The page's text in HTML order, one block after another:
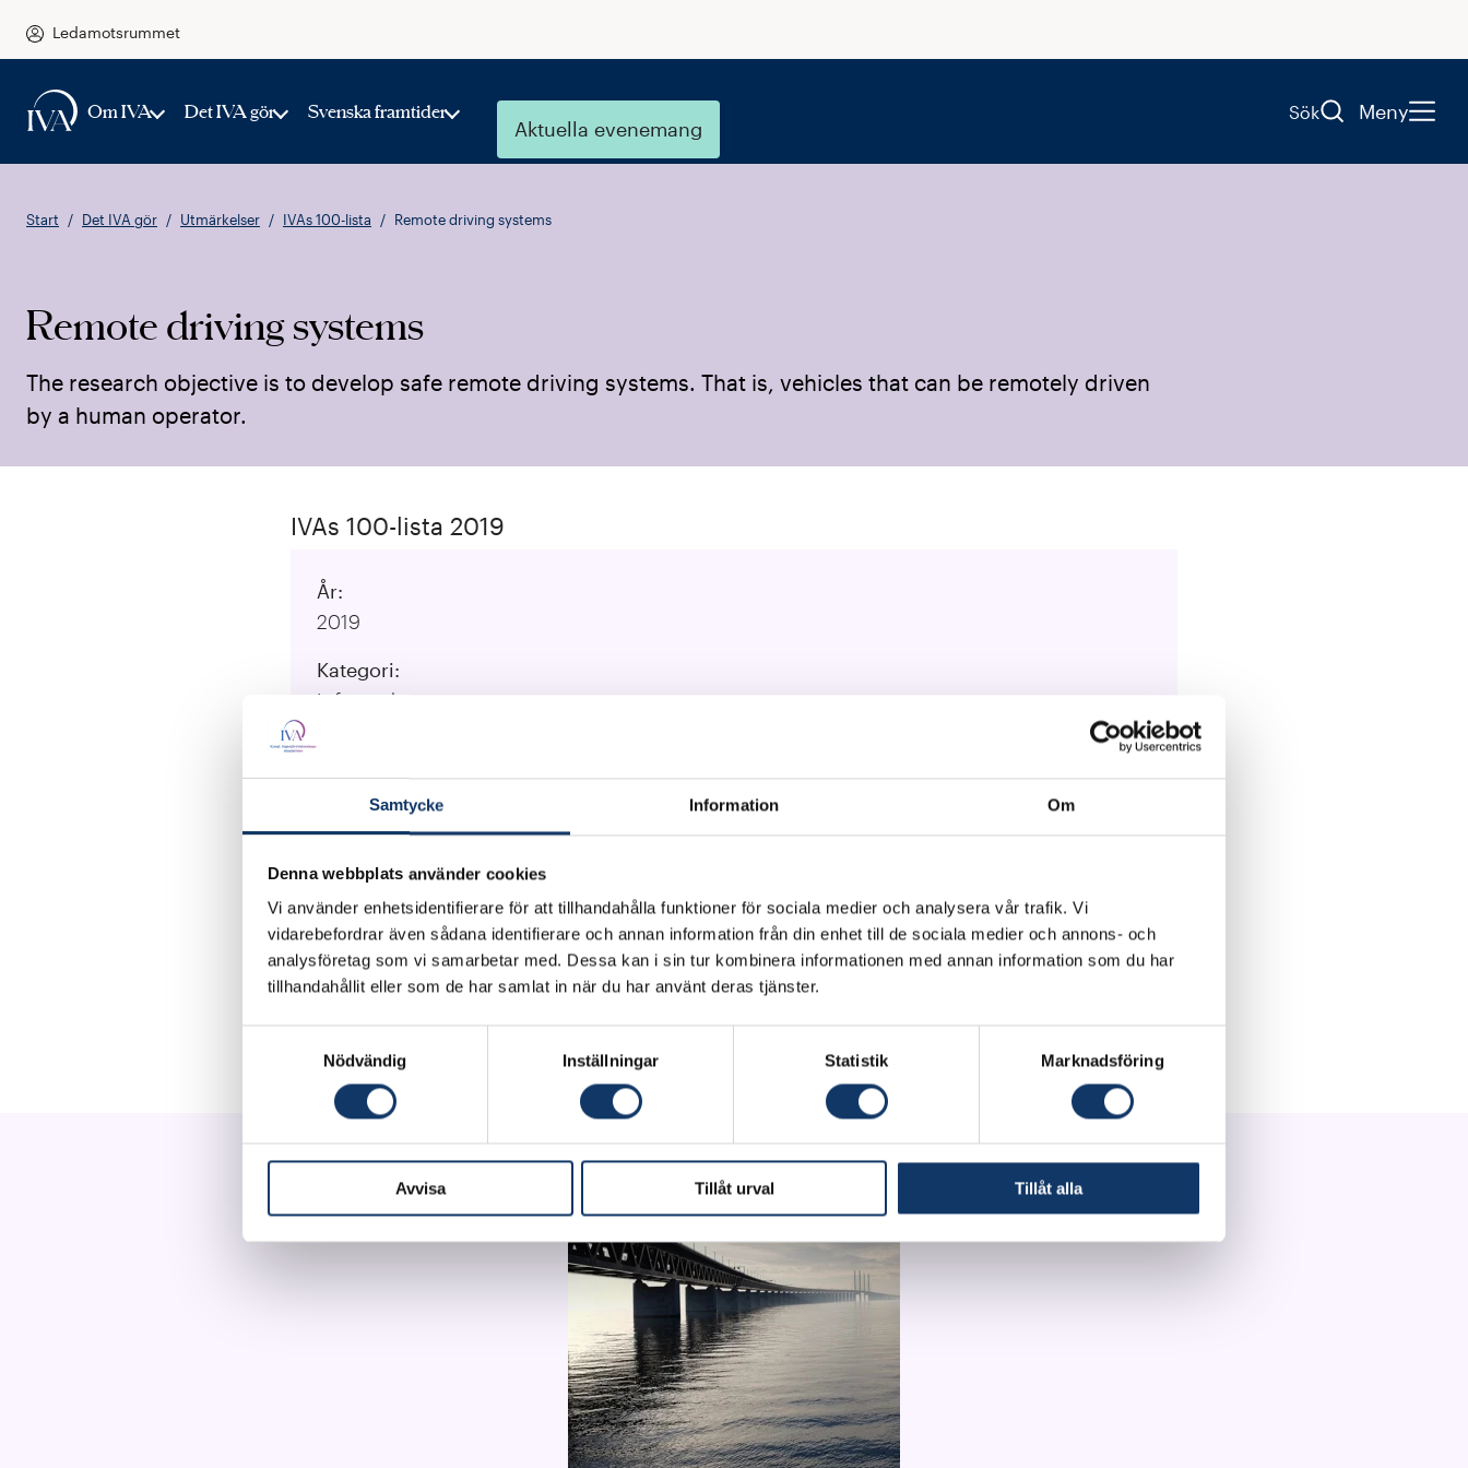
Samtycke Information Om
Denna webbplats använder cookies
Vi använder enhetsidentifierare för att tillhandahålla funktioner för sociala medier och analysera vår trafik. Vi
vidarebefordrar även sådana identifierare och annan information från din enhet till de sociala medier och annons- och
analysföretag som vi samarbetar med. Dessa kan i sin tur kombinera informationen med annan information som du har
tillhandahållit eller som de har samlat in när du har använt deras tjänster.
Nödvändig
Inställningar Statistik Marknadsföring
Avvisa Tillåt urval Tillåt alla
Ledamotsrummet
Om IVA Det IVA gör Svenska framtider
Aktuella evenemang
Sök Meny
Start Det IVA gör Utmärkelser IVAs 100-lista Remote driving systems
Remote driving systems
The research objective is to develop safe remote driving systems. That is, vehicles that can be remotely driven
by a human operator.
IVAs 100-lista 2019
År:
2019
Kategori:
Infrastruktur
Chalmers tekniska högskola
Ansvarig forskare:
Such a system is meant to be part of autonomous driving systems but also to facilitate their
deployment in urban environment, while the existing technological gaps are filled. Alternatively,
remote driving can enhance the flexibility of car sharing.